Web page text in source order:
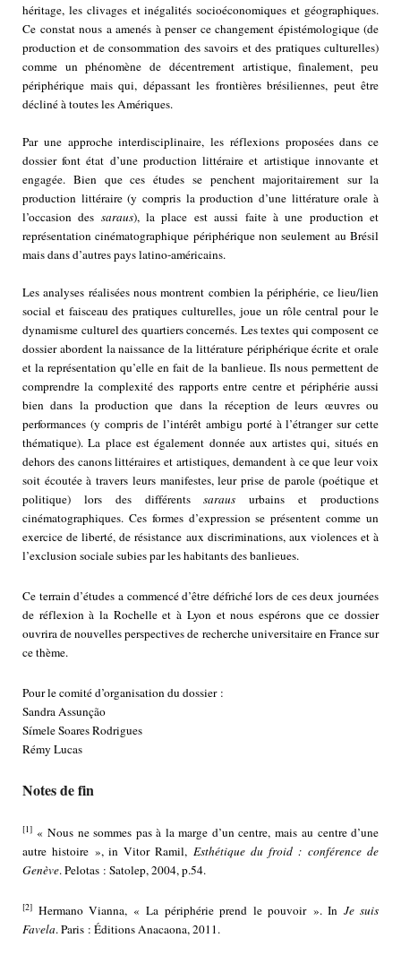
héritage, les clivages et inégalités socioéconomiques et géographiques.
Ce constat nous a amenés à penser ce changement épistémologique (de
production et de consommation des savoirs et des pratiques culturelles)
comme un phénomène de décentrement artistique, finalement, peu
périphérique mais qui, dépassant les frontières brésiliennes, peut être
décliné à toutes les Amériques.
Par une approche interdisciplinaire, les réflexions proposées dans ce
dossier font état d’une production littéraire et artistique innovante et
engagée. Bien que ces études se penchent majoritairement sur la
production littéraire (y compris la production d’une littérature orale à
l’occasion des saraus), la place est aussi faite à une production et
représentation cinématographique périphérique non seulement au Brésil
mais dans d’autres pays latino-américains.
Les analyses réalisées nous montrent combien la périphérie, ce lieu/lien
social et faisceau des pratiques culturelles, joue un rôle central pour le
dynamisme culturel des quartiers concernés. Les textes qui composent ce
dossier abordent la naissance de la littérature périphérique écrite et orale
et la représentation qu’elle en fait de la banlieue. Ils nous permettent de
comprendre la complexité des rapports entre centre et périphérie aussi
bien dans la production que dans la réception de leurs œuvres ou
performances (y compris de l’intérêt ambigu porté à l’étranger sur cette
thématique). La place est également donnée aux artistes qui, situés en
dehors des canons littéraires et artistiques, demandent à ce que leur voix
soit écoutée à travers leurs manifestes, leur prise de parole (poétique et
politique) lors des différentssaraus urbains et productions
cinématographiques. Ces formes d’expression se présentent comme un
exercice de liberté, de résistance aux discriminations, aux violences et à
l’exclusion sociale subies par les habitants des banlieues.
Ce terrain d’études a commencé d’être défriché lors de ces deux journées
de réflexion à la Rochelle et à Lyon et nous espérons que ce dossier
ouvrira de nouvelles perspectives de recherche universitaire en France sur
ce thème.
Pour le comité d’organisation du dossier :
Sandra Assunção
Símele Soares Rodrigues
Rémy Lucas
Notes de fin
[1] « Nous ne sommes pas à la marge d’un centre, mais au centre d’une
autre histoire », in Vitor Ramil, Esthétique du froid : conférence de
Genève. Pelotas : Satolep, 2004, p.54.
[2] Hermano Vianna, « La périphérie prend le pouvoir ». In Je suis
Favela. Paris : Éditions Anacaona, 2011.